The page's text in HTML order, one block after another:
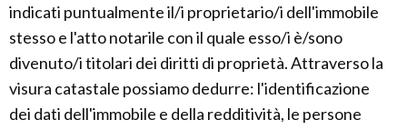
indicati puntualmente il/i proprietario/i dell'immobile
stesso e l'atto notarile con il quale esso/i è/sono
divenuto/i titolari dei diritti di proprietà. Attraverso la
visura catastale possiamo dedurre: l'identificazione
dei dati dell'immobile e della redditività, le persone